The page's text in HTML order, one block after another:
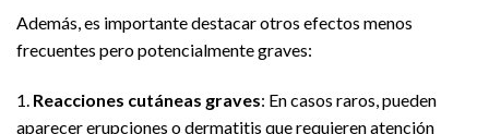
Además, es importante destacar otros efectos menos
frecuentes pero potencialmente graves:
1. Reacciones cutáneas graves: En casos raros, pueden
aparecer erupciones o dermatitis que requieren atención